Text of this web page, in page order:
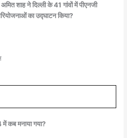
शाह ने दिल्ली के 41 गांवों में पीएनजी
का उद्घाटन किया?
कब मनाया गया?